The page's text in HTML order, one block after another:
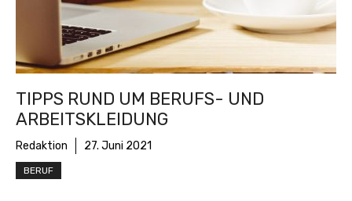
TIPPS RUND UM BERUFS- UND
ARBEITSKLEIDUNG
Redaktion 27. Juni 2021
BERUF